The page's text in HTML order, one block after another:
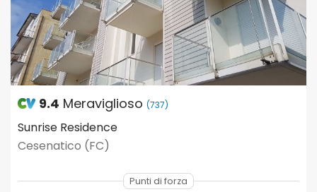
9.4 Meraviglioso (737)
Sunrise Residence
Cesenatico (FC)
Punti di forza